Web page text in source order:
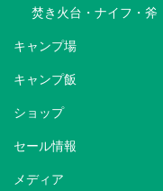
焚き火台・ナイフ・斧
キャンプ場
キャンプ飯
ショップ
セール情報
メディア